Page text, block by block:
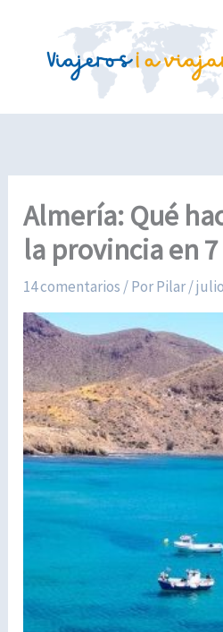
contenido
Almería: Qué
la provincia en
14 comentarios / PorPilar/